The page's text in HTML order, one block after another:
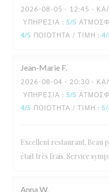
2026-08-05 - 12:45 -
ΥΠΗΡΕΣΊΑ : 5/5
4/5 ΠΟΙΌΤΗΤΑ / ΤΙΜΉ : 4/
Jean-Marie F
2026-08-04 - 20:30 -
ΥΠΗΡΕΣΊΑ : 5/5
4/5 ΠΟΙΌΤΗΤΑ / ΤΙΜΉ : 5/
Excellent restaurant. Beau
était très frais. Service
Anna W